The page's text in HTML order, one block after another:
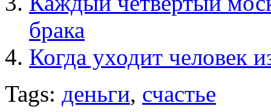
брака
Когда уходит человек
Tags: деньги, счастье